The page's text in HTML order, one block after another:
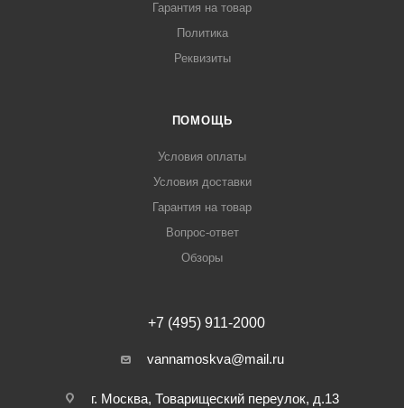
Гарантия на товар
Политика
Реквизиты
ПОМОЩЬ
Условия оплаты
Условия доставки
Гарантия на товар
Вопрос-ответ
Обзоры
+7 (495) 911-2000
vannamoskva@mail.ru
г. Москва, Товарищеский переулок, д.13